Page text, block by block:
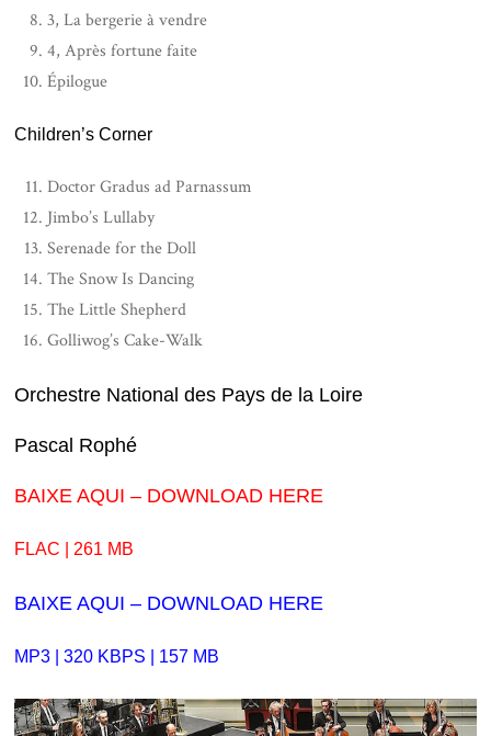
3, La bergerie à vendre
4, Après fortune faite
Épilogue
Children’s Corner
Doctor Gradus ad Parnassum
Jimbo’s Lullaby
Serenade for the Doll
The Snow Is Dancing
The Little Shepherd
Golliwog’s Cake-Walk
Orchestre National des Pays de la Loire
Pascal Rophé
BAIXE AQUI – DOWNLOAD HERE
FLAC | 261 MB
BAIXE AQUI – DOWNLOAD HERE
MP3 | 320 KBPS | 157 MB